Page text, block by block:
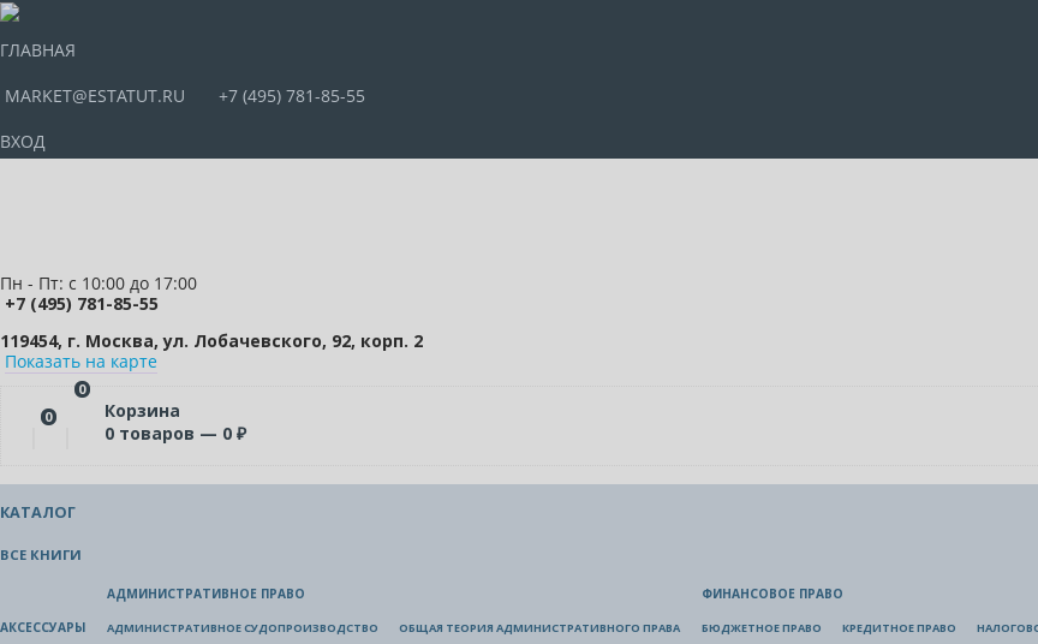
ГЛАВНАЯ
MARKET@ESTATUT.RU
+7 (495) 781-85-55
ВХОД
Пн - Пт: с 10:00 до 17:00
+7 (495) 781-85-55
119454, г. Москва, ул. Лобачевского, 92, корп. 2
Показать на карте
0
0
Корзина
0 товаров — 0 ₽
КАТАЛОГ
ВСЕ КНИГИ
АКСЕССУАРЫ
АДМИНИСТРАТИВНОЕ ПРАВО
АДМИНИСТРАТИВНОЕ СУДОПРОИЗВОДСТВО ОБЩАЯ ТЕОРИЯ АДМИНИСТРАТИВНОГО ПРАВА
ФИНАНСОВОЕ ПРАВО
БЮДЖЕТНОЕ ПРАВО КРЕДИТНОЕ ПРАВО